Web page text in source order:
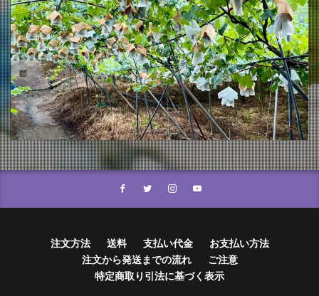
注文方法 送料 支払い代金
お支払い方法
注文から発送までの流れ
ご注意
特定商取り引法に基づく表示